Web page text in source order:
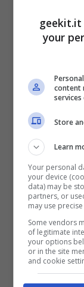
un mistero
una
tratti di
lo spazio, o
pieno di
pieno di
pianeti
da una
e unica
geekit.it
your
content
Store
Learn
Your personal
your device
data) may be
partners, or
may use
Some vendors
of legitimate
your options
or in the site
and cookie